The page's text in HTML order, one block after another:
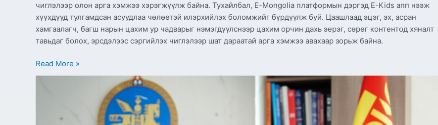
чиглэлээр олон арга хэмжээ хэрэгжүүлж байна. Тухайлбал, E-Mongolia платформын дэргэд E-Kids апп нээж
хүүхдүүд тулгамдсан асуудлаа чөлөөтэй илэрхийлэх боломжийг бүрдүүлж буй. Цаашлаад эцэг, эх, асран
хамгаалагч, багш нарын цахим ур чадварыг нэмэгдүүлснээр цахим орчин дахь эерэг, сөрөг контентод хяналт
тавьдаг болох, эрсдэлээс сэргийлэх чиглэлээр шат дараатай арга хэмжээ авахаар зорьж байна.
Read More »
НЭЭЛТТЭЙ,